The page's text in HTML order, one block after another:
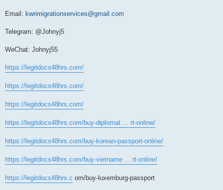
Email: kwrimigrationservices@gmail.com
Telegram: @Johnyj5
WeChat: Johnyj55
https://legitdocs48hrs.com/
https://legitdocs48hrs.com/
https://legitdocs48hrs.com/
https://legitdocs48hrs.com/buy-diplomat ... rt-online/
https://legitdocs48hrs.com/buy-korean-passport-online/
https://legitdocs48hrs.com/buy-vietname ... rt-online/
https://legitdocs48hrs.c om/buy-luxemburg-passport